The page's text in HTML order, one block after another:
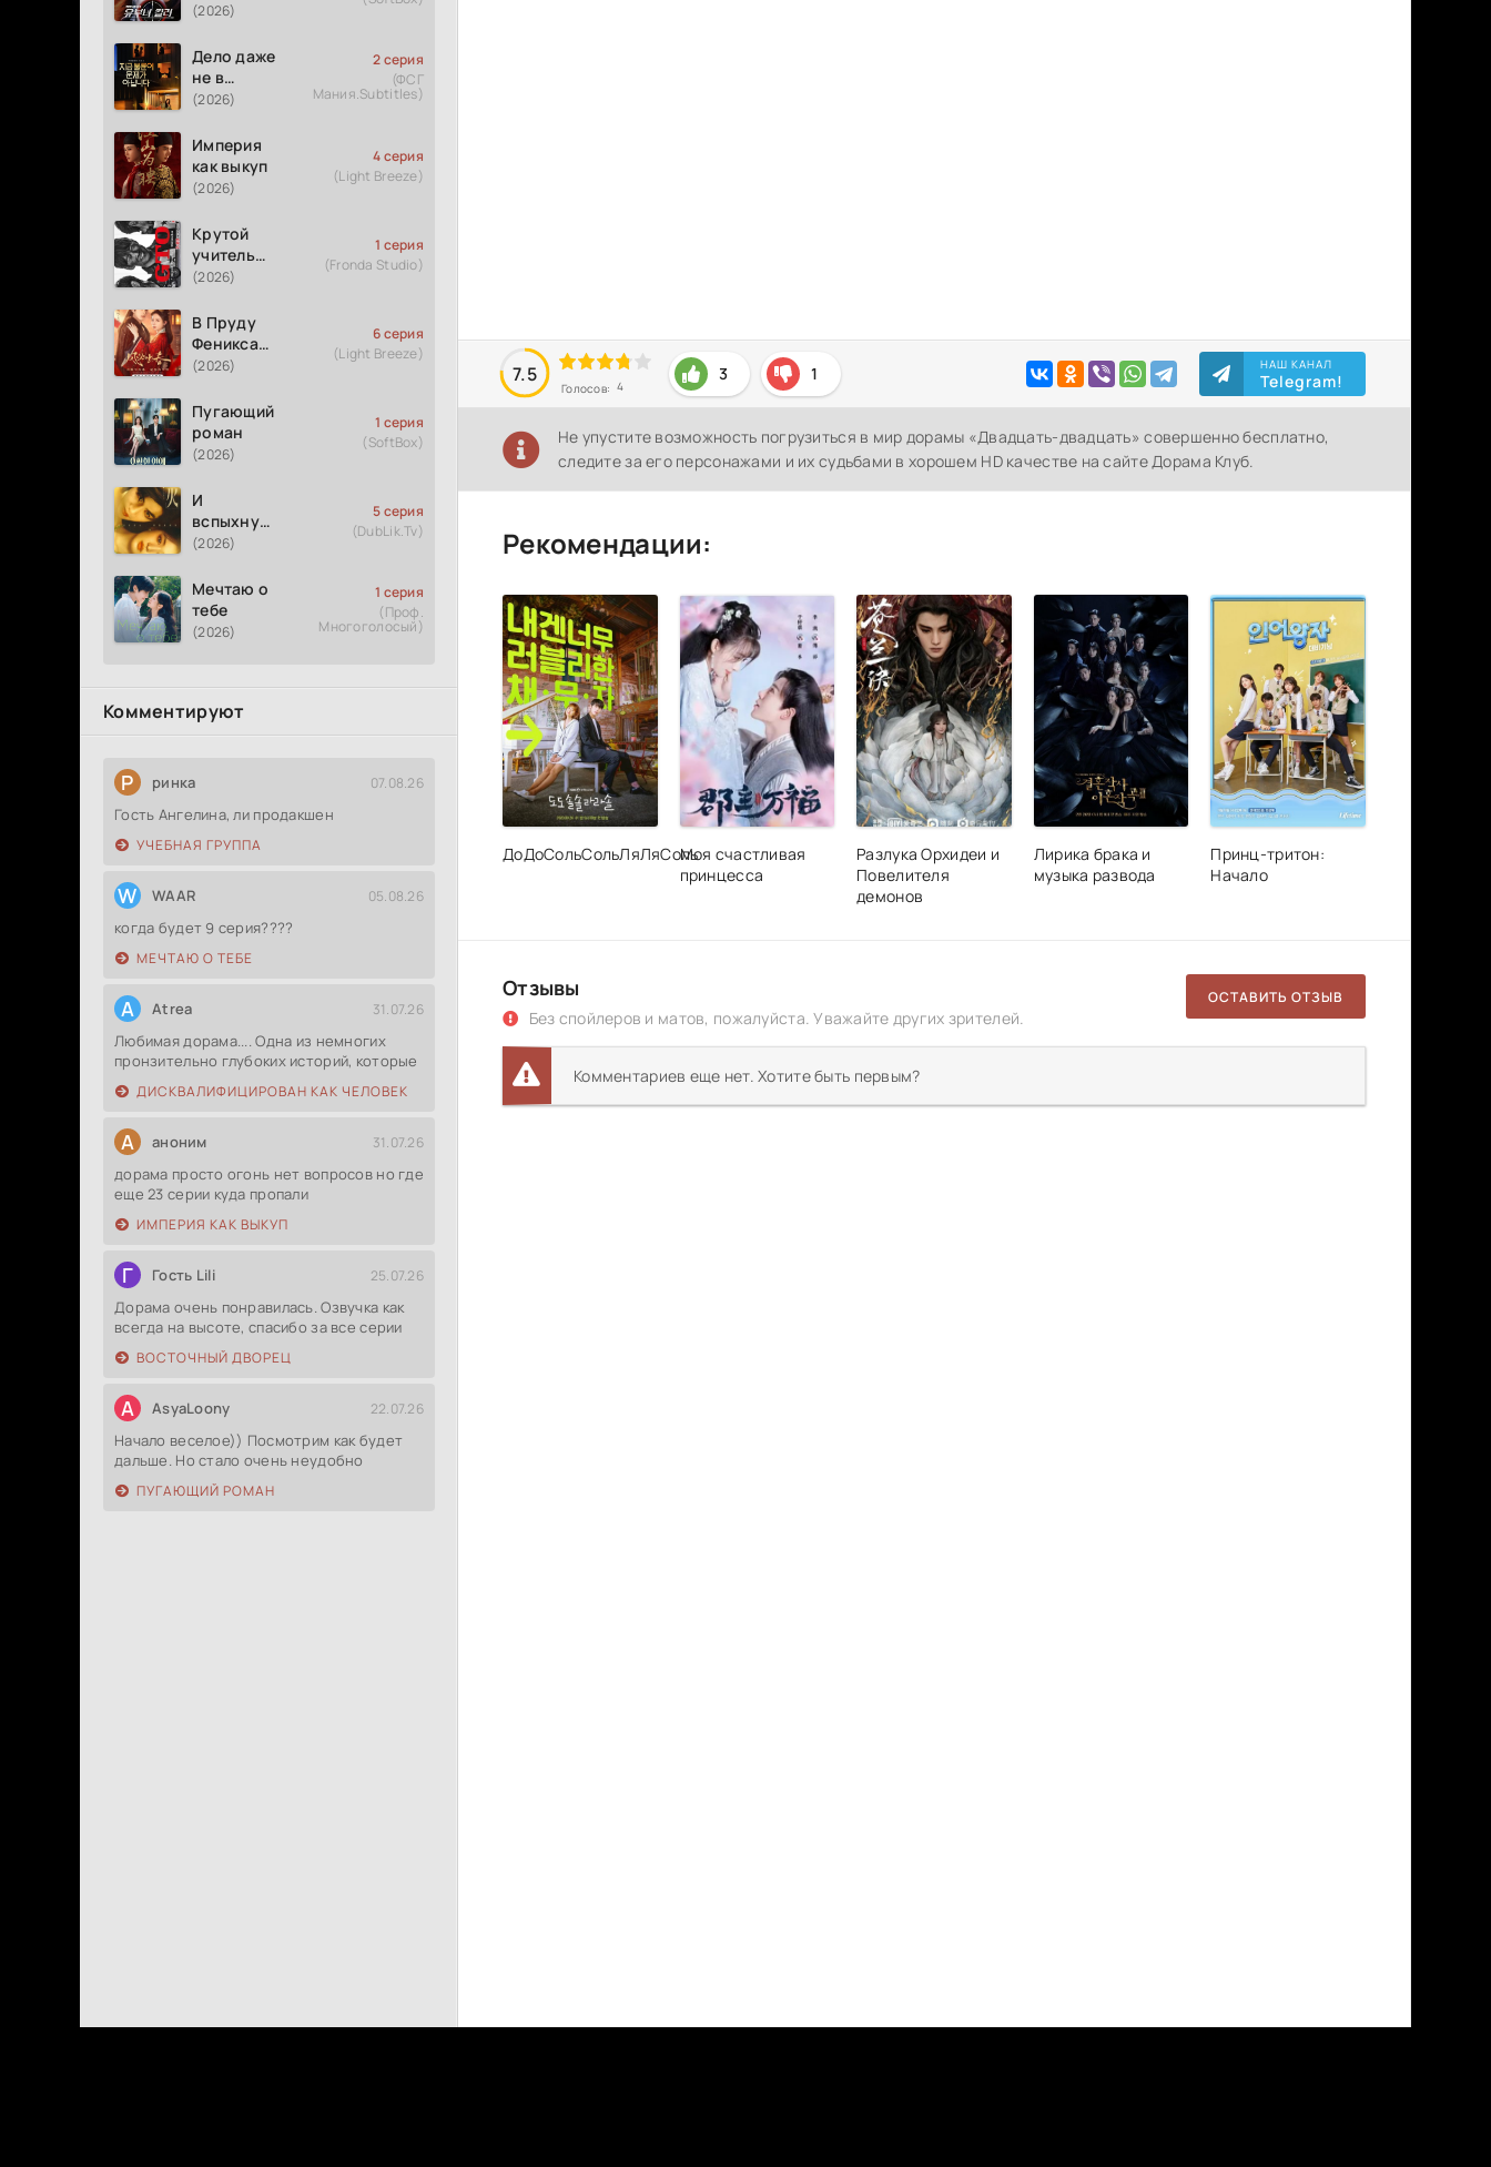
(2026)
Дело даже
не в
измене
(2026)
2 серия
(ФСГ
Мания.Subtitles)
Империя
как выкуп
(2026)
4 серия
(Light Breeze)
Крутой
учитель
Онидзука
(2026)
(2026)
1 серия
(Fronda Studio)
В Пруду
Феникса
рождается
(2026)
6 серия
(Light Breeze)
Пугающий
роман
(2026)
1 серия
(SoftBox)
И
вспыхнуло
пламя
(2026)
5 серия
(DubLik.Tv)
Мечтаю о
тебе
(2026)
1 серия
(Проф.
Многоголосый)
Комментируют
Р ринка 07.08.26
Гость Ангелина, ли продакшен
УЧЕБНАЯ ГРУППА
W WAAR 05.08.26
когда будет 9 серия????
МЕЧТАЮ О ТЕБЕ
A Atrea 31.07.26
Любимая дорама.... Одна из немногих
пронзительно глубоких историй, которые
ДИСКВАЛИФИЦИРОВАН КАК ЧЕЛОВЕК
А аноним 31.07.26
дорама просто огонь нет вопросов но где
еще 23 серии куда пропали
ИМПЕРИЯ КАК ВЫКУП
Г Гость Lili 25.07.26
Дорама очень понравилась. Озвучка как
всегда на высоте, спасибо за все серии
ВОСТОЧНЫЙ ДВОРЕЦ
A AsyaLoony 22.07.26
Начало веселое)) Посмотрим как будет
дальше. Но стало очень неудобно
ПУГАЮЩИЙ РОМАН
7.5
Голосов: 4
3 1 НАШ КАНАЛ
Telegram!
Не упустите возможность погрузиться в мир дорамы «Двадцать-двадцать» совершенно бесплатно,
следите за его персонажами и их судьбами в хорошем HD качестве на сайте Дорама Клуб.
Рекомендации:
ДоДоСольСольЛяЛяСольМоя счастливая
принцесса
Разлука Орхидеи и
Повелителя
демонов
Лирика брака и
музыка развода
Принц-тритон:
Начало
Отзывы
Без спойлеров и матов, пожалуйста. Уважайте других зрителей.
ОСТАВИТЬ ОТЗЫВ
Комментариев еще нет. Хотите быть первым?